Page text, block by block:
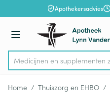
Ga naar de inhoudApothekersadvies
Menu
Product, merk, categorie...
Medici
Home / Thuiszorg en EHBO /